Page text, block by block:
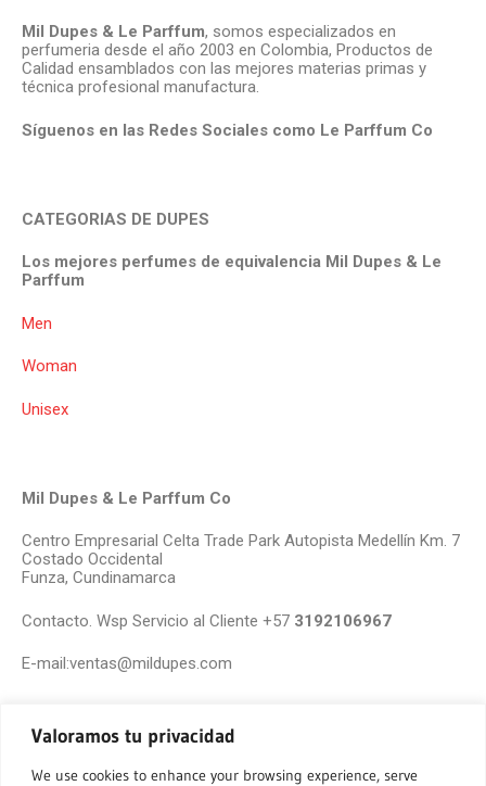
Valoramos tu privacidad
We use cookies to enhance your browsing experience, serve
Mil Dupes & Le Parffum, somos especializados en
perfumeria desde el año 2003 en Colombia, Productos de
Calidad ensamblados con las mejores materias primas y
técnica profesional manufactura.
Síguenos en las Redes Sociales como Le Parffum Co
CATEGORIAS DE DUPES
Los mejores perfumes de equivalencia Mil Dupes & Le
Parffum
Men
Woman
Unisex
Mil Dupes & Le Parffum Co
Centro Empresarial Celta Trade Park Autopista Medellín Km. 7
Costado Occidental
Funza, Cundinamarca
Contacto. Wsp Servicio al Cliente +57 3192106967
E-mail:ventas@mildupes.com